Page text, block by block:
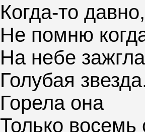
Когда-то давно,
Не помню
На небе
Голубая
Горела она
Только восемь